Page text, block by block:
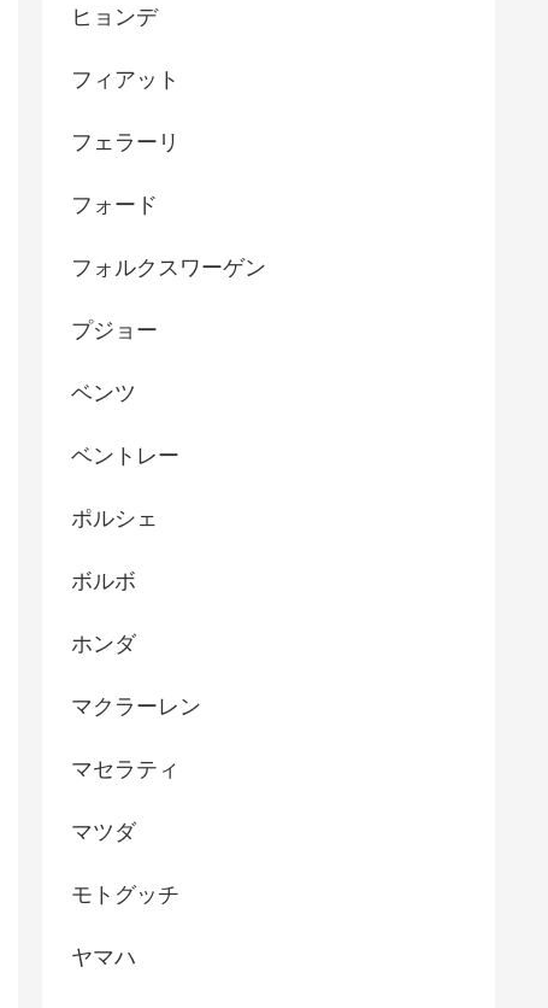
ヒョンデ
フィアット
フェラーリ
フォード
フォルクスワーゲン
プジョー
ベンツ
ベントレー
ポルシェ
ボルボ
ホンダ
マクラーレン
マセラティ
マツダ
モトグッチ
ヤマハ